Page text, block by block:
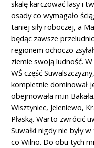
skalę karczować lasy i
osady co wymagało
taniej siły roboczej, a
będąc zawsze
regionem ochoczo
ziemie swoją ludność.
WŚ część
kompletnie dominował
obejmowała m.in
Wisztyniec, Jeleniewo,
Płaską. Warto zwrócić
Suwałki nigdy nie były
co Wilno. Do obu tych